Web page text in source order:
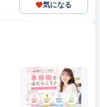
気になる